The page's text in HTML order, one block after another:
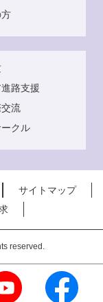
路支援
流
クル
サイトマップ
reserved.